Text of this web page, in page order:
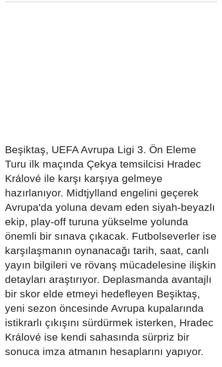
Beşiktaş, UEFA Avrupa Ligi 3. Ön Eleme
Turu ilk maçında Çekya temsilcisi Hradec
Králové ile karşı karşıya gelmeye
hazırlanıyor. Midtjylland engelini geçerek
Avrupa'da yoluna devam eden siyah-beyazlı
ekip, play-off turuna yükselme yolunda
önemli bir sınava çıkacak. Futbolseverler ise
karşılaşmanın oynanacağı tarih, saat, canlı
yayın bilgileri ve rövanş mücadelesine ilişkin
detayları araştırıyor. Deplasmanda avantajlı
bir skor elde etmeyi hedefleyen Beşiktaş,
yeni sezon öncesinde Avrupa kupalarında
istikrarlı çıkışını sürdürmek isterken, Hradec
Králové ise kendi sahasında sürpriz bir
sonuca imza atmanın hesaplarını yapıyor.